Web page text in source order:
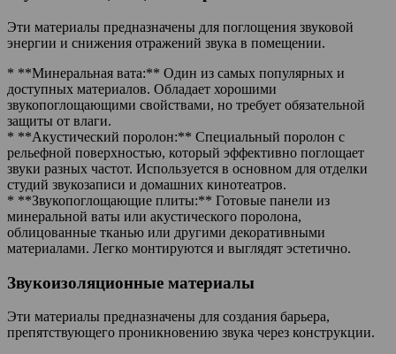
Эти материалы предназначены для поглощения звуковой
энергии и снижения отражений звука в помещении.
* **Минеральная вата:** Один из самых популярных и
доступных материалов. Обладает хорошими
звукопоглощающими свойствами, но требует обязательной
защиты от влаги.
* **Акустический поролон:** Специальный поролон с
рельефной поверхностью, который эффективно поглощает
звуки разных частот. Используется в основном для отделки
студий звукозаписи и домашних кинотеатров.
* **Звукопоглощающие плиты:** Готовые панели из
минеральной ваты или акустического поролона,
облицованные тканью или другими декоративными
материалами. Легко монтируются и выглядят эстетично.
Звукоизоляционные материалы
Эти материалы предназначены для создания барьера,
препятствующего проникновению звука через конструкции.